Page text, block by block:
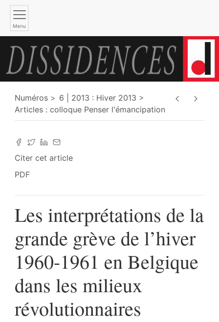
Menu
Numéros
6 | 2013 : Hiver 2013
Articles : colloque Penser l'émancipation
Citer cet article
PDF
Les interprétations de la
grande grève de l’hiver
1960-1961 en Belgique
dans les milieux
révolutionnaires